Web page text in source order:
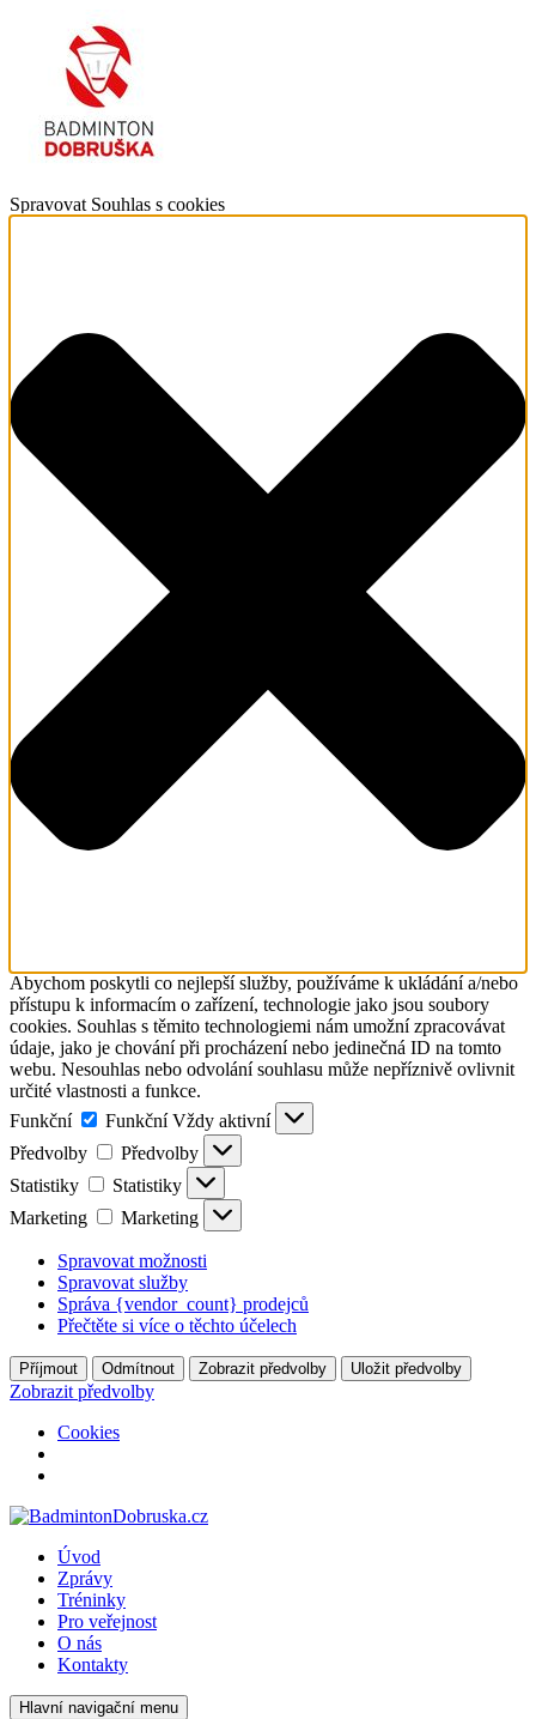
Spravovat Souhlas s cookies
Abychom poskytli co nejlepší služby, používáme k ukládání a/nebo
přístupu k informacím o zařízení, technologie jako jsou soubory
cookies. Souhlas s těmito technologiemi nám umožní zpracovávat
údaje, jako je chování při procházení nebo jedinečná ID na tomto
webu. Nesouhlas nebo odvolání souhlasu může nepříznivě ovlivnit
určité vlastnosti a funkce.
Funkční
Funkční Vždy aktivní
Předvolby
Předvolby
Statistiky
Statistiky
Marketing
Marketing
Spravovat možnosti
Spravovat služby
Správa {vendor_count} prodejců
Přečtěte si více o těchto účelech
Příjmout Odmítnout Zobrazit předvolby Uložit předvolby
Zobrazit předvolby
Cookies
Úvod
Zprávy
Tréninky
Pro veřejnost
O nás
Kontakty
Hlavní navigační menu